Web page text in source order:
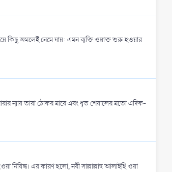
কিছু জমলেই নেমে যায়: এমন ব্যক্তি ওয়াক্ত শুরু হওয়ার
ন্যায় তারা ঠোকর মারে এবং ধৃত শেয়ালের মতো এদিক-
এর কারণ হলো, নবী সাল্লাল্লাহু আলাইহি ওয়া